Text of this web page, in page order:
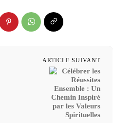
ARTICLE SUIVANT